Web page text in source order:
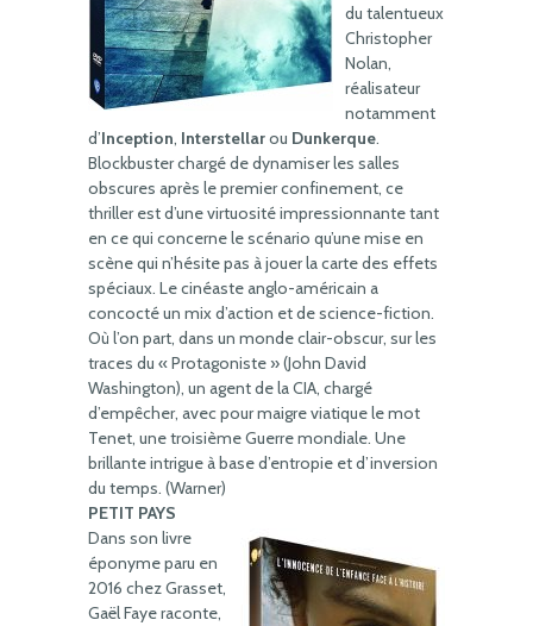
du talentueux
Christopher
Nolan,
réalisateur
notamment
d’Inception, Interstellarou Dunkerque.
Blockbuster chargé de dynamiser les salles
obscures après le premier confinement, ce
thriller est d’une virtuosité impressionnante tant
en ce qui concerne le scénario qu’une mise en
scène qui n’hésite pas à jouer la carte des effets
spéciaux. Le cinéaste anglo-américain a
concocté un mix d’action et de science-fiction.
Où l’on part, dans un monde clair-obscur, sur les
traces du « Protagoniste » (John David
Washington), un agent de la CIA, chargé
d’empêcher, avec pour maigre viatique le mot
Tenet, une troisième Guerre mondiale. Une
brillante intrigue à base d’entropie et d’inversion
du temps. (Warner)
PETIT PAYS
Dans son livre
éponyme paru en
2016 chez Grasset,
Gaël Faye raconte,